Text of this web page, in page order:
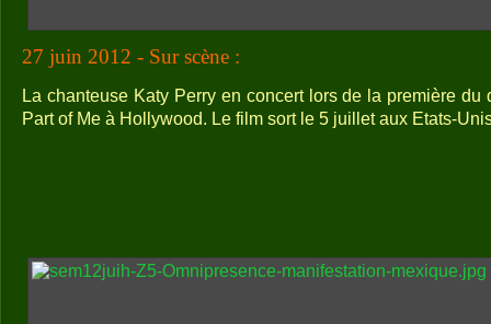
27 juin 2012 - Sur scène :
La chanteuse Katy Perry en concert lors de la première du
Part of Me à Hollywood. Le film sort le 5 juillet aux Etats-